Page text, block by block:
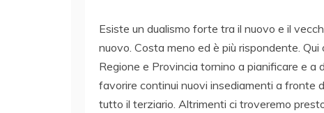
Esiste un dualismo forte tra il nuovo e il
nuovo. Costa meno ed è più rispondente.
Regione e Provincia tornino a pianificare e a
favorire continui nuovi insediamenti a fronte
tutto il terziario. Altrimenti ci troveremo